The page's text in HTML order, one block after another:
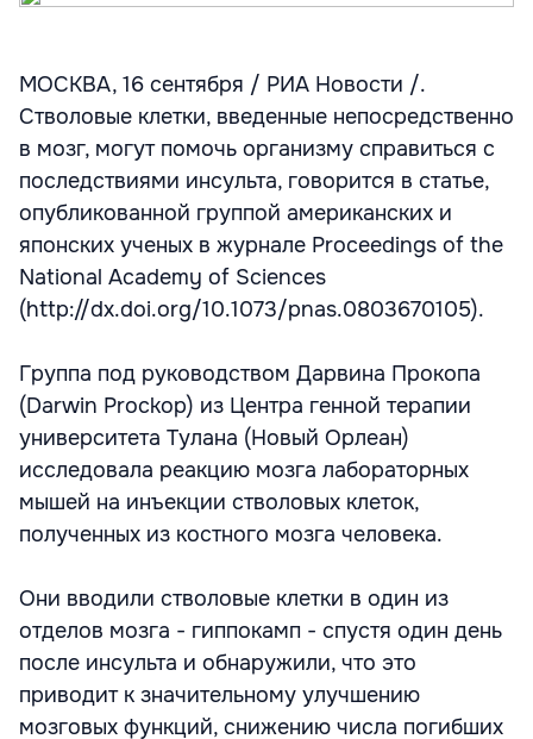
МОСКВА, 16 сентября / РИА Новости /.
Стволовые клетки, введенные непосредственно
в мозг, могут помочь организму справиться с
последствиями инсульта, говорится в статье,
опубликованной группой американских и
японских ученых в журнале Proceedings of the
National Academy of Sciences
(http://dx.doi.org/10.1073/pnas.0803670105).
Группа под руководством Дарвина Прокопа
(Darwin Prockop) из Центра генной терапии
университета Тулана (Новый Орлеан)
исследовала реакцию мозга лабораторных
мышей на инъекции стволовых клеток,
полученных из костного мозга человека.
Они вводили стволовые клетки в один из
отделов мозга - гиппокамп - спустя один день
после инсульта и обнаружили, что это
приводит к значительному улучшению
мозговых функций, снижению числа погибших